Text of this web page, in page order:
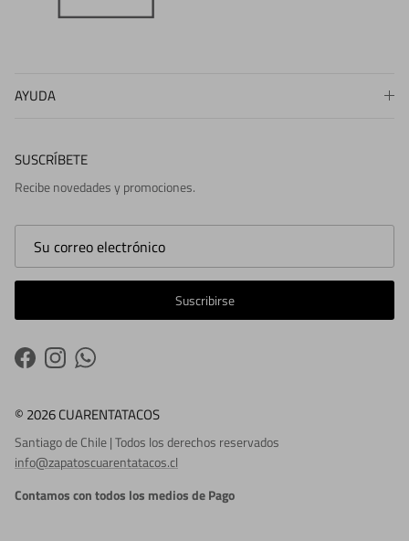
AYUDA
SUSCRÍBETE
Recibe novedades y promociones.
Suscribirse
FacebookInstagramWhatsApp
© 2026 CUARENTATACOS
Santiago de Chile | Todos los derechos reservados
info@zapatoscuarentatacos.cl
Contamos con todos los medios de Pago